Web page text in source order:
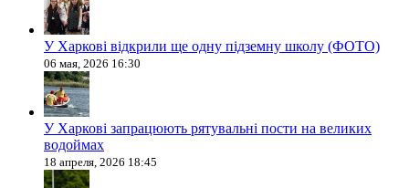
У Харкові відкрили ще одну підземну школу (ФОТО)
06 мая, 2026 16:30
У Харкові запрацюють рятувальні пости на великих
водоймах
18 апреля, 2026 18:45